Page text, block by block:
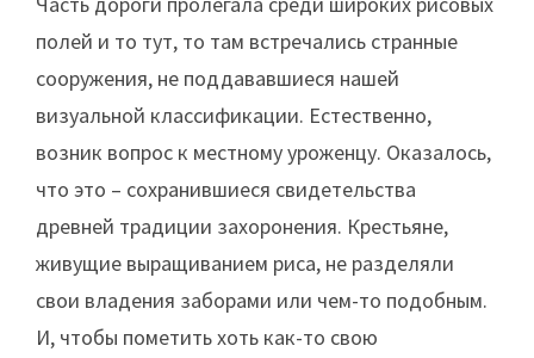
полей и то тут, то там встречались странные
сооружения, не поддававшиеся нашей
визуальной классификации. Естественно,
возник вопрос к местному уроженцу. Оказалось,
что это – сохранившиеся свидетельства
древней традиции захоронения. Крестьяне,
живущие выращиванием риса, не разделяли
свои владения заборами или чем-то подобным.
И, чтобы пометить хоть как-то свою